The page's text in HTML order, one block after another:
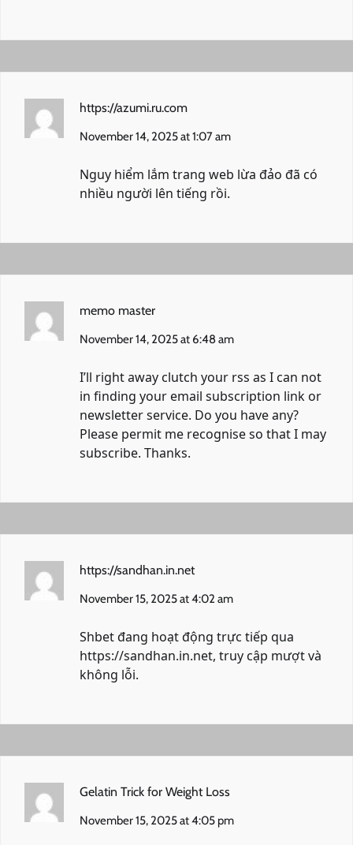
https://azumi.ru.com
November 14, 2025 at 1:07 am
Nguy hiểm lắm trang web lừa đảo đã có
nhiều người lên tiếng rồi.
memo master
November 14, 2025 at 6:48 am
I’ll right away clutch your rss as I can not
in finding your email subscription link or
newsletter service. Do you have any?
Please permit me recognise so that I may
subscribe. Thanks.
https://sandhan.in.net
November 15, 2025 at 4:02 am
Shbet đang hoạt động trực tiếp qua
https://sandhan.in.net, truy cập mượt và
không lỗi.
Gelatin Trick for Weight Loss
November 15, 2025 at 4:05 pm